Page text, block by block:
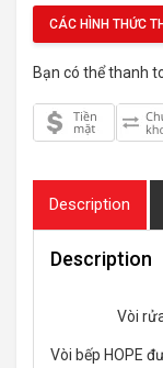
CÁC HÌNH THỨC
Bạn có thể thanh
Description
Description
Vòi
Vòi bếp HOPE